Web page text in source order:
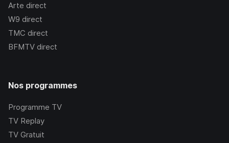
Arte direct
W9 direct
TMC direct
BFMTV direct
Nos programmes
Programme TV
TV Replay
TV Gratuit